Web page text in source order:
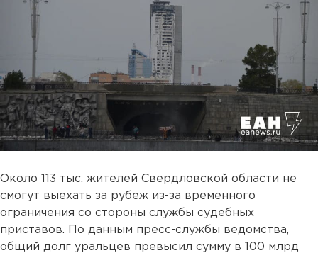
Около 113 тыс. жителей Свердловской области не
смогут выехать за рубеж из-за временного
ограничения со стороны службы судебных
приставов. По данным пресс-службы ведомства,
общий долг уральцев превысил сумму в 100 млрд